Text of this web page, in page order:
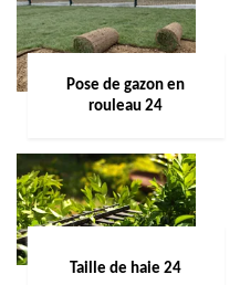
Pose de gazon en
rouleau 24
Taille de haie 24